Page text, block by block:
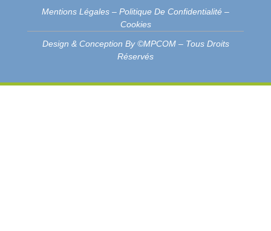
Design & Conception By ©MPCOM – Tous Droits
Réservés
Mentions Légales – Politique De Confidentialité –
Cookies